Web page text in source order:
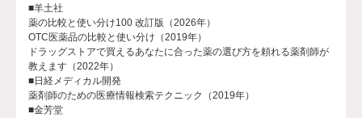
■羊土社
薬の比較と使い分け100 改訂版（2026年）
OTC医薬品の比較と使い分け（2019年）
ドラッグストアで買えるあなたに合った薬の選び方を頼れる薬剤師が
教えます（2022年）
■日経メディカル開発
薬剤師のための医療情報検索テクニック（2019年）
■金芳堂